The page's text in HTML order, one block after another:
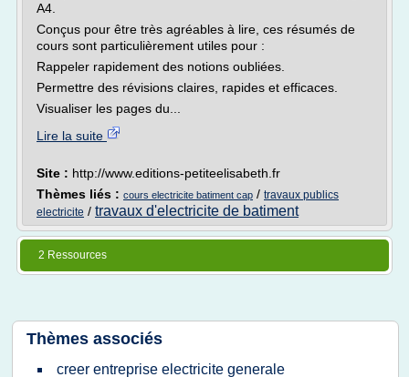
A4.
Conçus pour être très agréables à lire, ces résumés de
cours sont particulièrement utiles pour :
Rappeler rapidement des notions oubliées.
Permettre des révisions claires, rapides et efficaces.
Visualiser les pages du...
Lire la suite
Site : http://www.editions-petiteelisabeth.fr
Thèmes liés : cours electricite batiment cap / travaux publics
electricite / travaux d'electricite de batiment
2 Ressources
Thèmes associés
creer entreprise electricite generale